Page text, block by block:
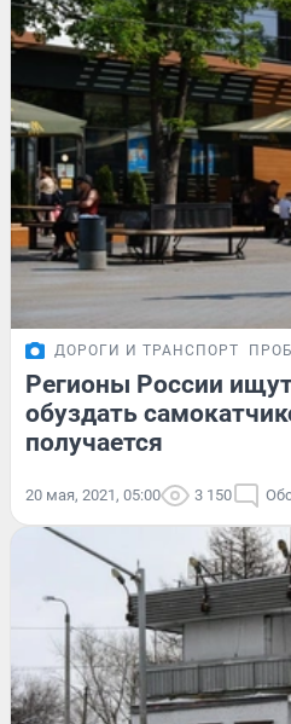
ДОРОГИ И ТРАНСПОРТ
Регионы России
обуздать
получается
20 мая, 2021, 05:00 3 150